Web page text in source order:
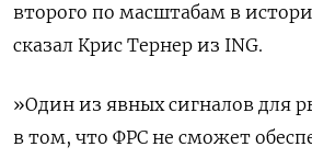
второго по масштабам в
сказал Крис Тернер из ING.
»Один из явных сигналов для
в том, что ФРС не сможет